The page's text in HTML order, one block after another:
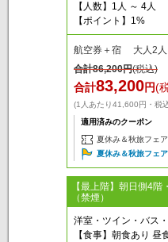
【人数】1人 ～ 4人
【ポイント】1%
航空券＋宿 大人2人
合計86,200円(税込)
合計83,200円(
(1人あたり41,600円・税
適用済みのクーポン
夏休み＆秋旅フェア
夏休み＆秋旅フェア
【最上階】朝日側4
（禁煙）
洋室・ツイン・バス
【食事】朝食あり 昼